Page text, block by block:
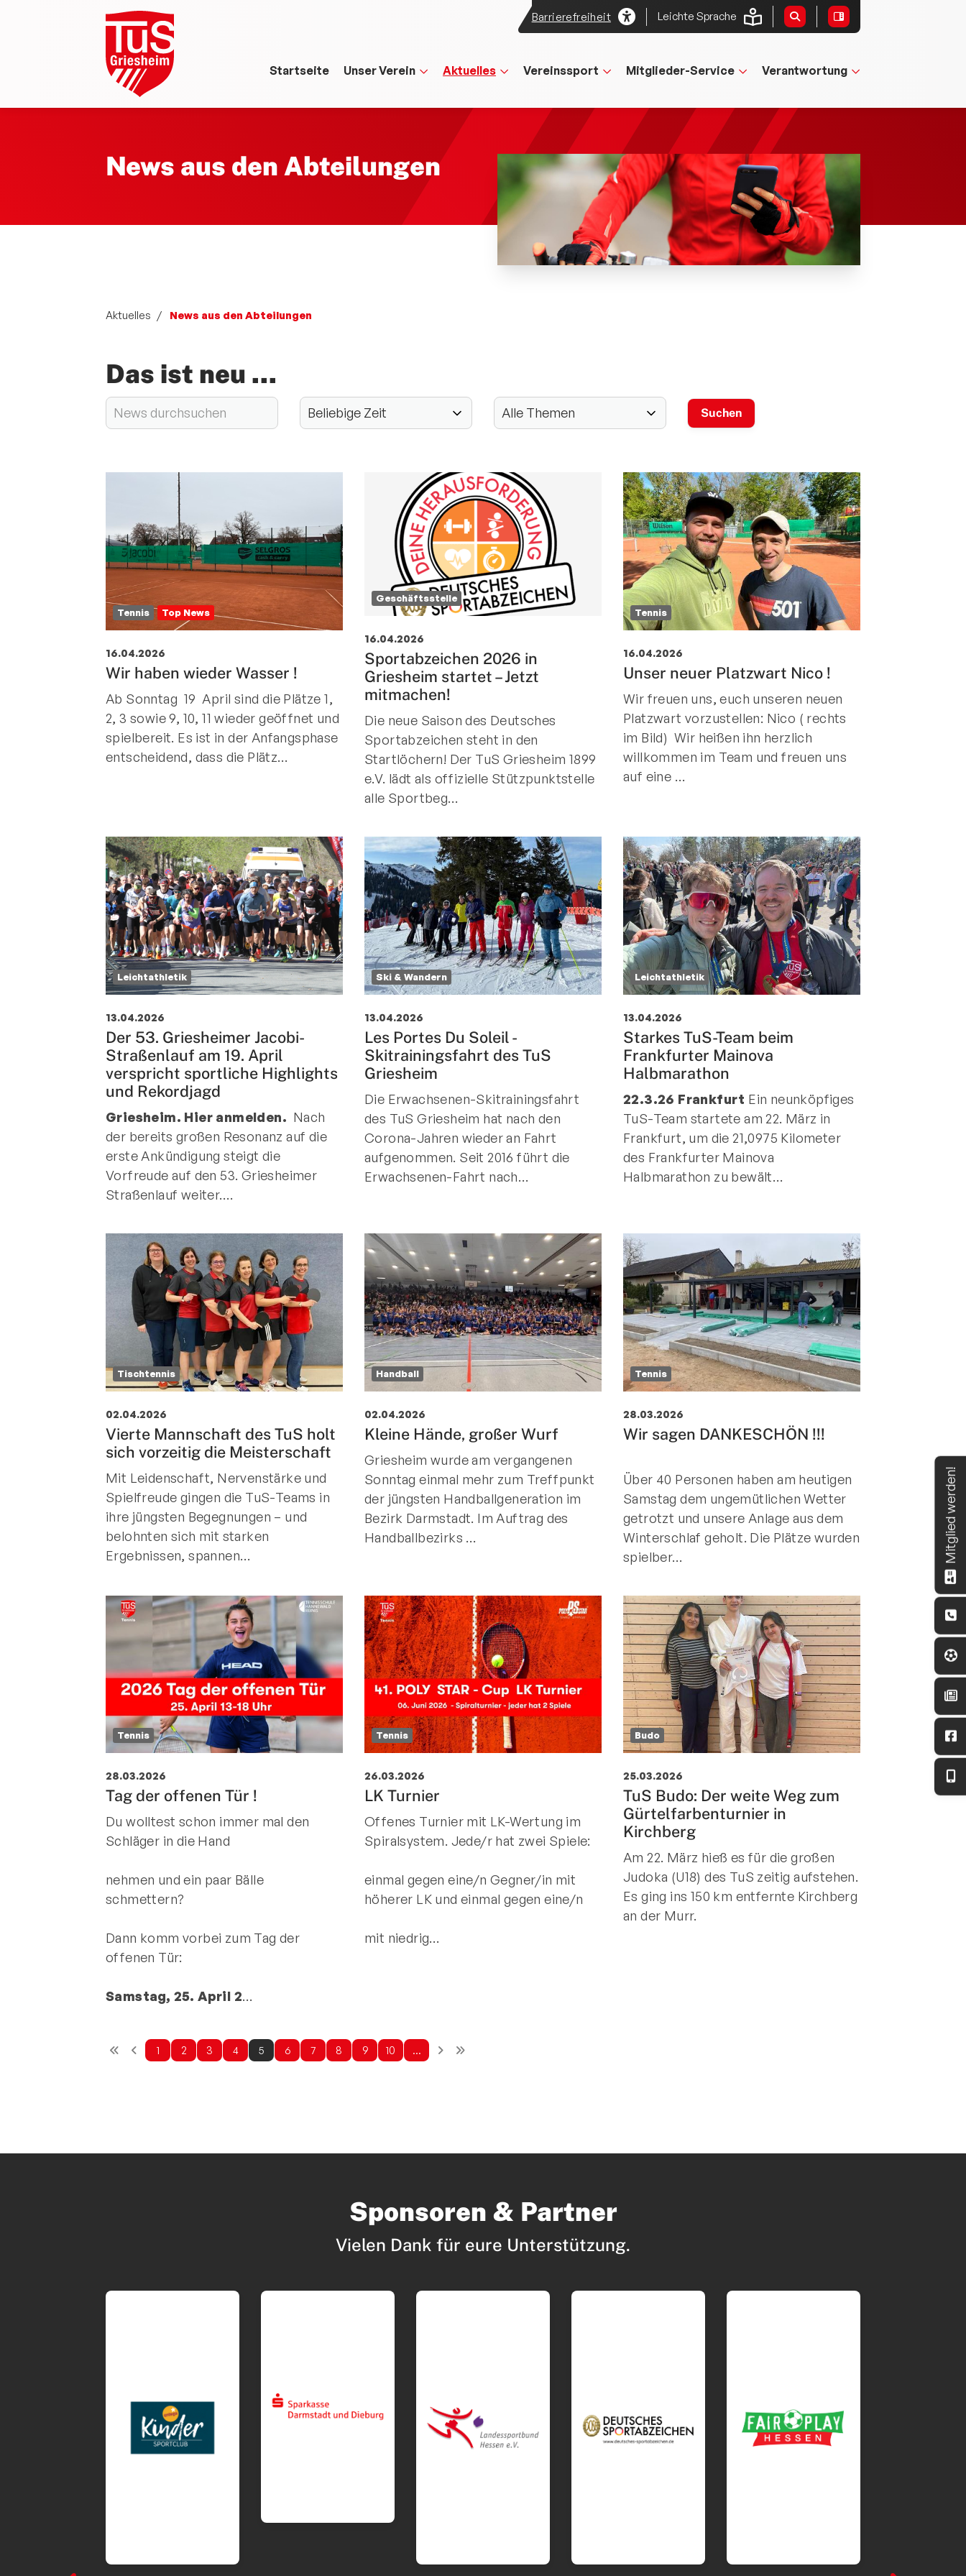
Barrierefreiheit Leichte Sprache
Startseite Unser Verein Aktuelles Vereinssport Mitglieder-Service Verantwortung
News aus den Abteilungen
Aktuelles News aus den Abteilungen
Das ist neu ...
Tennis Top News
16.04.2026
Wir haben wieder Wasser !
Ab Sonntag 19 April sind die Plätze 1,
2, 3 sowie 9, 10, 11 wieder geöffnet und
spielbereit. Es ist in der Anfangsphase
entscheidend, dass die Plätz…
Geschäftsstelle
16.04.2026
Sportabzeichen 2026 in
Griesheim startet – Jetzt
mitmachen!
Die neue Saison des Deutsches
Sportabzeichen steht in den
Startlöchern! Der TuS Griesheim 1899
e.V. lädt als offizielle Stützpunktstelle
alle Sportbeg…
Tennis
16.04.2026
Unser neuer Platzwart Nico !
Wir freuen uns, euch unseren neuen
Platzwart vorzustellen: Nico ( rechts
im Bild) Wir heißen ihn herzlich
willkommen im Team und freuen uns
auf eine …
Leichtathletik
13.04.2026
Der 53. Griesheimer Jacobi-
Straßenlauf am 19. April
verspricht sportliche Highlights
und Rekordjagd
Griesheim. Hier anmelden. Nach
der bereits großen Resonanz auf die
erste Ankündigung steigt die
Vorfreude auf den 53. Griesheimer
Straßenlauf weiter.…
Ski & Wandern
13.04.2026
Les Portes Du Soleil -
Skitrainingsfahrt des TuS
Griesheim
Die Erwachsenen-Skitrainingsfahrt
des TuS Griesheim hat nach den
Corona-Jahren wieder an Fahrt
aufgenommen. Seit 2016 führt die
Erwachsenen-Fahrt nach…
Leichtathletik
13.04.2026
Starkes TuS-Team beim
Frankfurter Mainova
Halbmarathon
22.3.26 Frankfurt Ein neunköpfiges
TuS-Team startete am 22. März in
Frankfurt, um die 21,0975 Kilometer
des Frankfurter Mainova
Halbmarathon zu bewält…
Tischtennis
02.04.2026
Vierte Mannschaft des TuS holt
sich vorzeitig die Meisterschaft
Mit Leidenschaft, Nervenstärke und
Spielfreude gingen die TuS-Teams in
ihre jüngsten Begegnungen – und
belohnten sich mit starken
Ergebnissen, spannen…
Handball
02.04.2026
Kleine Hände, großer Wurf
Griesheim wurde am vergangenen
Sonntag einmal mehr zum Treffpunkt
der jüngsten Handballgeneration im
Bezirk Darmstadt. Im Auftrag des
Handballbezirks …
Tennis
28.03.2026
Wir sagen DANKESCHÖN !!!
Über 40 Personen haben am heutigen
Samstag dem ungemütlichen Wetter
getrotzt und unsere Anlage aus dem
Winterschlaf geholt. Die Plätze wurden
spielber…
Tennis
28.03.2026
Tag der offenen Tür !
Du wolltest schon immer mal den
Schläger in die Hand
nehmen und ein paar Bälle
schmettern?
Dann komm vorbei zum Tag der
offenen Tür:
Samstag, 25. April 2…
Tennis
26.03.2026
LK Turnier
Offenes Turnier mit LK-Wertung im
Spiralsystem. Jede/r hat zwei Spiele:
einmal gegen eine/n Gegner/in mit
höherer LK und einmal gegen eine/n
mit niedrig…
Budo
25.03.2026
TuS Budo: Der weite Weg zum
Gürtelfarbenturnier in
Kirchberg
Am 22. März hieß es für die großen
Judoka (U18) des TuS zeitig aufstehen.
Es ging ins 150 km entfernte Kirchberg
an der Murr.
1 2 3 4 5 6 7 8 9 10 …
Sponsoren & Partner
Vielen Dank für eure Unterstützung.
Mitglied werden!
Quicklinks
Sportangebote finden
Unser Sportangebot
Sportsuche
Deutsches Sportabzeichen
Mitglieder-Service
Downloads
Alles zur Mitgliedschaft
Fragen & Antworten
Vereinsapp
Vereinsshop
Kontakt
Turn und Sportverein Griesheim
1899 e.V.
Jahnstraße 20
64347 Griesheim
+49 6155 6 18 19
Deine Ansprechpartner